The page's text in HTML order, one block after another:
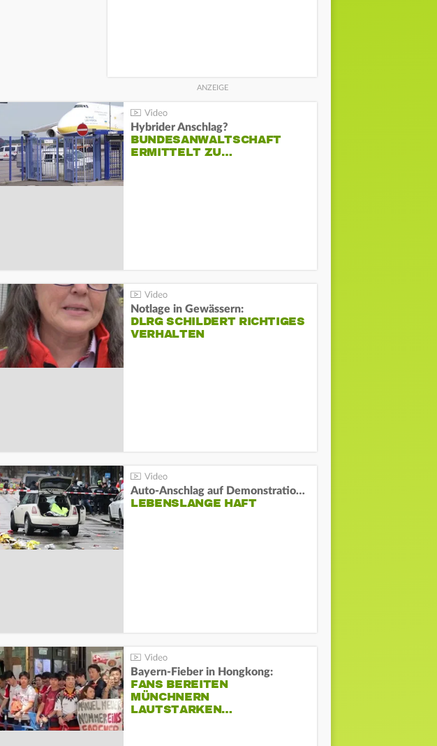
Hybrider Anschlag?
BUNDESANWALTSCHAFT
ERMITTELT ZU…
Notlage in Gewässern:
DLRG SCHILDERT RICHTIGES
VERHALTEN
Auto-Anschlag auf Demonstration in München:
LEBENSLANGE HAFT
Bayern-Fieber in Hongkong:
FANS BEREITEN
MÜNCHNERN
LAUTSTARKEN…